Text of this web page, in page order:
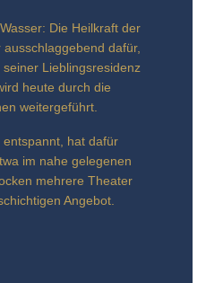
Die Heilkraft der
dafür,
Lieblingsresidenz
heute durch die
weitergeführt.
hat dafür
im nahe gelegenen
mehrere Theater
Angebot.